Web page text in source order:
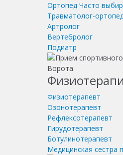
Ортопед Часто
Травматолог-
Артролог
Вертебролог
Подиатр
Физиотерапевт
Озонотерапевт
Рефлексотерапевт
Гирудотерапевт
Ботулинотерапевт
Медицинская сестра